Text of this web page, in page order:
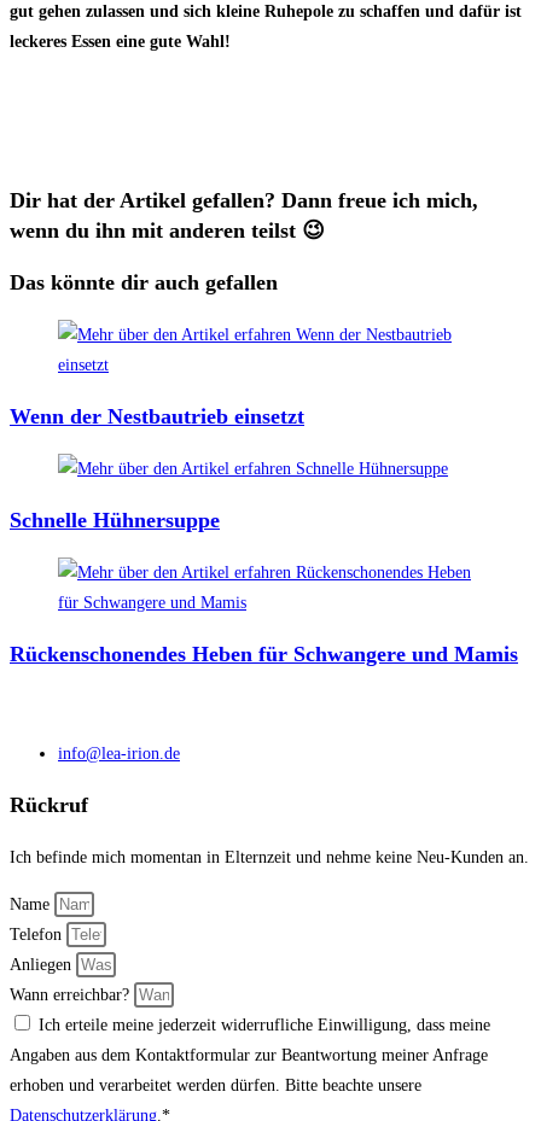
gut gehen zulassen und sich kleine Ruhepole zu schaffen und dafür ist
leckeres Essen eine gute Wahl!
Dir hat der Artikel gefallen? Dann freue ich mich,
wenn du ihn mit anderen teilst 😉
Das könnte dir auch gefallen
Wenn der Nestbautrieb einsetzt
Schnelle Hühnersuppe
Rückenschonendes Heben für Schwangere und Mamis
info@lea-irion.de
Rückruf
Ich befinde mich momentan in Elternzeit und nehme keine Neu-Kunden an.
Name
Telefon
Anliegen
Wann erreichbar?
Ich erteile meine jederzeit widerrufliche Einwilligung, dass meine
Angaben aus dem Kontaktformular zur Beantwortung meiner Anfrage
erhoben und verarbeitet werden dürfen. Bitte beachte unsere
Datenschutzerklärung .*